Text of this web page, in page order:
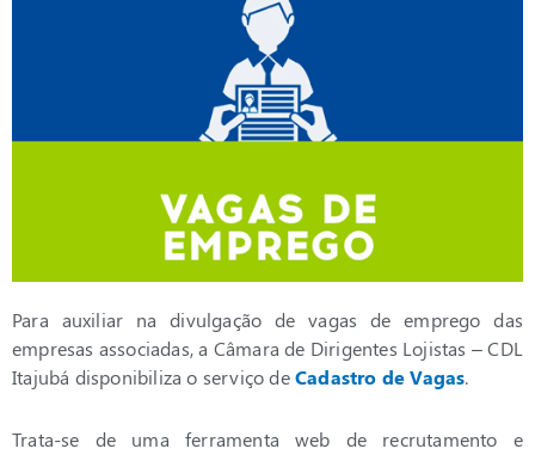
Para auxiliar na divulgação de vagas de emprego das
empresas associadas, a Câmara de Dirigentes Lojistas – CDL
Itajubá disponibiliza o serviço deCadastro de Vagas.
Trata-se de uma ferramenta web de recrutamento e